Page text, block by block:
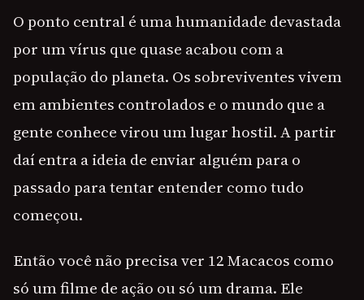
O ponto central é uma humanidade devastada
por um vírus que quase acabou com a
população do planeta. Os sobreviventes vivem
em ambientes controlados e o mundo que a
gente conhece virou um lugar hostil. A partir
daí entra a ideia de enviar alguém para o
passado para tentar entender como tudo
começou.
Então você não precisa ver 12 Macacos como
só um filme de ação ou só um drama. Ele